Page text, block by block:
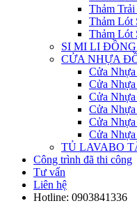
Thảm
Thảm Lót
Thảm Lót
SI MI LI
CỬA NHỰA
Cửa
Cửa
Cửa
Cửa
Cửa
Cửa
TỦ LAVABO
Công trình đã thi công
Tư vấn
Liên hệ
Hotline: 0903841336